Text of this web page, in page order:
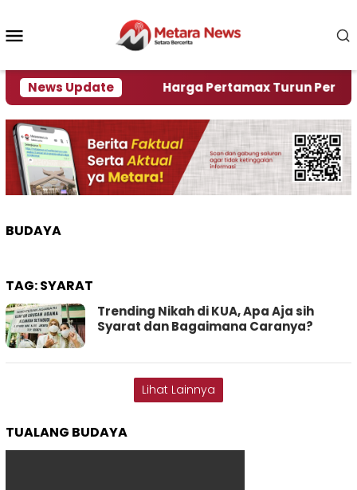
konten
News Update
Krisi Air Harga Pertamax Turun Per Hari
BUDAYA
TAG:SYARAT
Trending Nikah di KUA, Apa Aja sih
Syarat dan Bagaimana Caranya?
Lihat Lainnya
TUALANG BUDAYA